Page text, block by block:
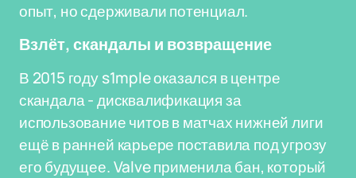
опыт, но сдерживали потенциал.
Взлёт, скандалы и возвращение
В 2015 году s1mple оказался в центре
скандала - дисквалификация за
использование читов в матчах нижней лиги
ещё в ранней карьере поставила под угрозу
его будущее. Valve применила бан, который